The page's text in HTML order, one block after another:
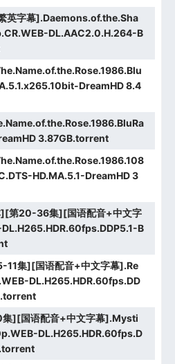
英字幕].Daemons.of.the.Sha
DL.AAC2.0.H.264-B
DreamHD 8.4
3.87GB.torrent
HD.MA.5.1-DreamHD 3
第20-36集][国语配音+中文字
B
11集][国语配音+中文字幕].Re
DL.H265.HDR.60fps.DD
][国语配音+中文字幕].Mysti
DL.H265.HDR.60fps.D